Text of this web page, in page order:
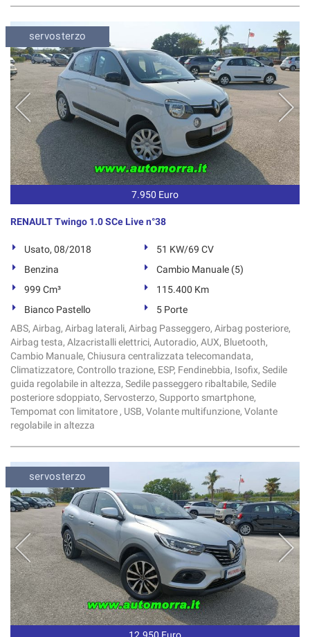
7.950 Euro
servosterzo
RENAULT Twingo 1.0 SCe Live n°38
Usato, 08/2018
51 KW/69 CV
Benzina
Cambio Manuale (5)
999 Cm³
115.400 Km
Bianco Pastello
5 Porte
ABS, Airbag, Airbag laterali, Airbag Passeggero, Airbag posteriore,
Airbag testa, Alzacristalli elettrici, Autoradio, AUX, Bluetooth,
Cambio Manuale, Chiusura centralizzata telecomandata,
Climatizzatore, Controllo trazione, ESP, Fendinebbia, Isofix, Sedile
guida regolabile in altezza, Sedile passeggero ribaltabile, Sedile
posteriore sdoppiato, Servosterzo, Supporto smartphone,
Tempomat con limitatore , USB, Volante multifunzione, Volante
regolabile in altezza
servosterzo sistema di navigazione
Salva
impostazioni